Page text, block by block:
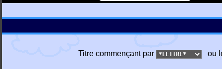
Titre commençant par ou